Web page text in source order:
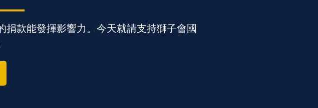
款能發揮影響力。今天就請支持獅子會國